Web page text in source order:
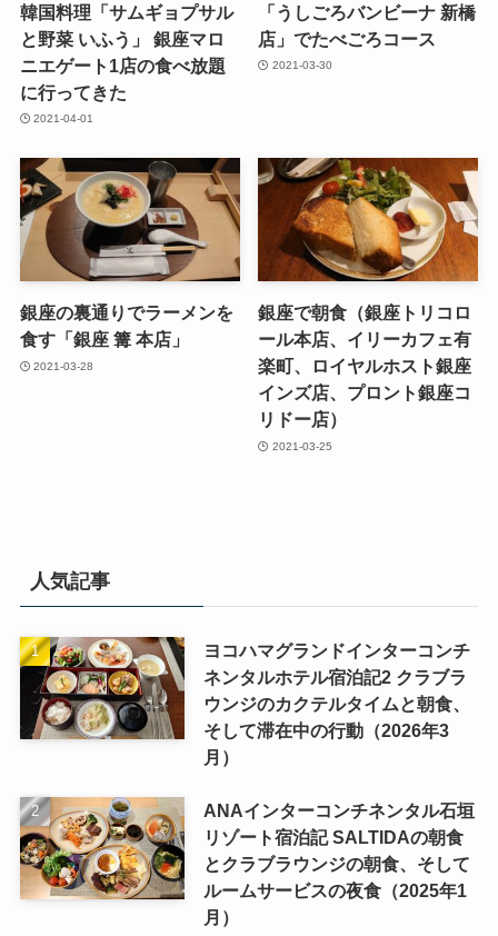
韓国料理「サムギョプサル
と野菜 いふう」 銀座マロ
ニエゲート1店の食べ放題
に行ってきた
2021-04-01
「うしごろバンビーナ 新橋
店」でたべごろコース
2021-03-30
銀座の裏通りでラーメンを
食す「銀座 篝 本店」
2021-03-28
銀座で朝食（銀座トリコロ
ール本店、イリーカフェ有
楽町、ロイヤルホスト銀座
インズ店、プロント銀座コ
リドー店）
2021-03-25
人気記事
ヨコハマグランドインターコンチ
ネンタルホテル宿泊記2 クラブラ
ウンジのカクテルタイムと朝食、
そして滞在中の行動（2026年3
月）
ANAインターコンチネンタル石垣
リゾート宿泊記 SALTIDAの朝食
とクラブラウンジの朝食、そして
ルームサービスの夜食（2025年1
月）